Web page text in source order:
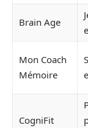
Brain Age
Mon Coach
Mémoire
CogniFit